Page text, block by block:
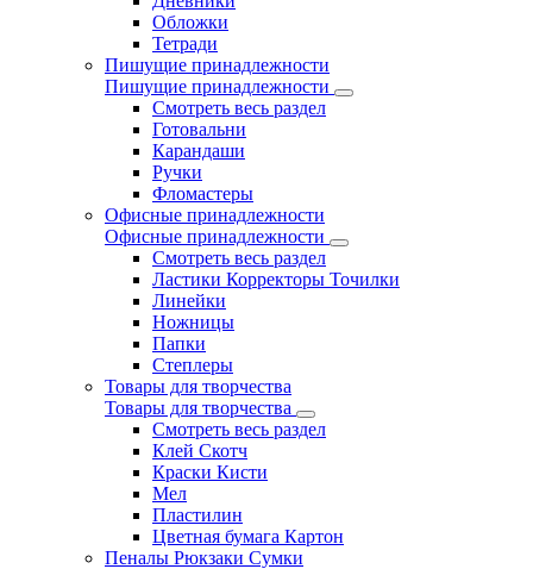
Обложки
Тетради
Пишущие принадлежности
Пишущие принадлежности
Смотреть весь раздел
Готовальни
Карандаши
Ручки
Фломастеры
Офисные принадлежности
Офисные принадлежности
Смотреть весь раздел
Ластики Корректоры Точилки
Линейки
Ножницы
Папки
Степлеры
Товары для творчества
Товары для творчества
Смотреть весь раздел
Клей Скотч
Краски Кисти
Мел
Пластилин
Цветная бумага Картон
Пеналы Рюкзаки Сумки